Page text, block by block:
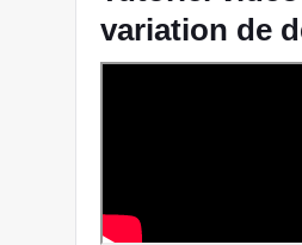
variation de